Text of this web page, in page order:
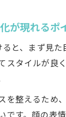
が現れるポ
と、まず見
スタイルが良
を整えるため